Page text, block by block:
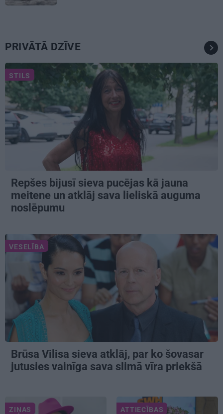
PRIVĀTĀ DZĪVE
STILS
Repšes bijusī sieva pucējas kā jauna
meitene un atklāj sava lieliskā auguma
noslēpumu
VESELĪBA
Brūsa Vilisa sieva atklāj, par ko šovasar
jutusies vainīga sava slimā vīra priekšā
ZIŅAS ATTIECĪBAS